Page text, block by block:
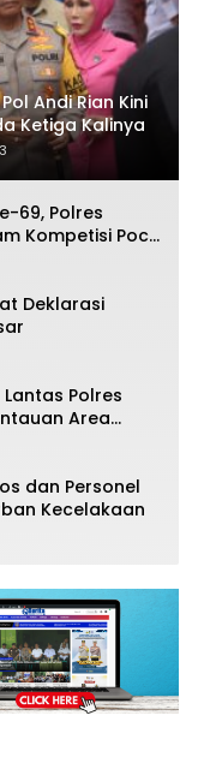
Andi Rian Kini
Ketiga Kalinya
69, Polres
Kompetisi Pocil
Deklarasi
Polres
Area
dan Personel
Kecelakaan